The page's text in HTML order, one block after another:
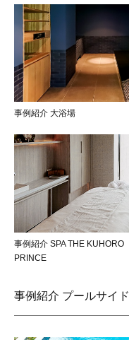
事例紹介 大浴場
事例紹介 SPA THE KUHORO
PRINCE
事例紹介 プールサイド